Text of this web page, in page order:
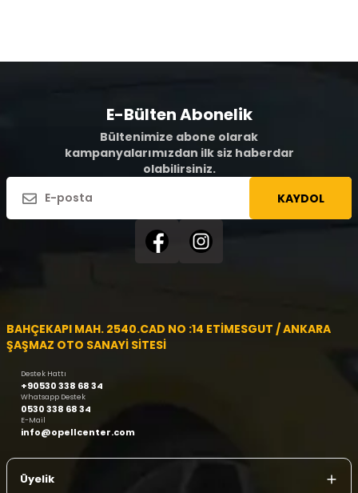
E-Bülten Abonelik
Bültenimize abone olarak
kampanyalarımızdan ilk siz haberdar
olabilirsiniz.
KAYDOL
BAHÇEKAPI MAH. 2540.CAD NO :14 ETİMESGUT / ANKARA
ŞAŞMAZ OTO SANAYİ SİTESİ
Destek Hattı
+90530 338 68 34
Whatsapp Destek
0530 338 68 34
E-Mail
info@opellcenter.com
Üyelik